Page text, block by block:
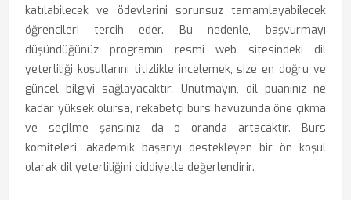
katılabilecek ve ödevlerini sorunsuz tamamlayabilecek
öğrencileri tercih eder. Bu nedenle, başvurmayı
düşündüğünüz programın resmi web sitesindeki dil
yeterliliği koşullarını titizlikle incelemek, size en doğru ve
güncel bilgiyi sağlayacaktır. Unutmayın, dil puanınız ne
kadar yüksek olursa, rekabetçi burs havuzunda öne çıkma
ve seçilme şansınız da o oranda artacaktır. Burs
komiteleri, akademik başarıyı destekleyen bir ön koşul
olarak dil yeterliliğini ciddiyetle değerlendirir.